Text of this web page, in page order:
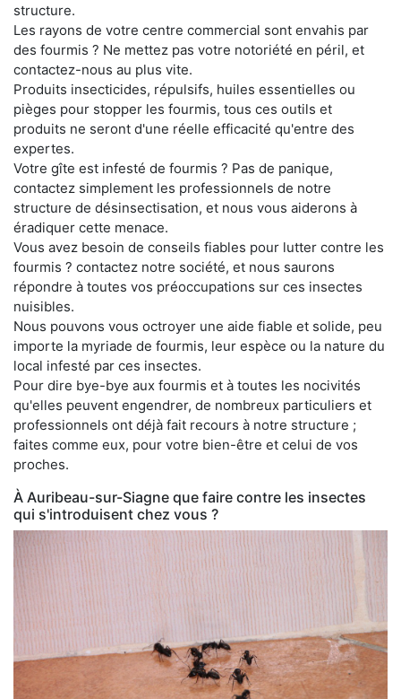
structure.
Les rayons de votre centre commercial sont envahis par
des fourmis ? Ne mettez pas votre notoriété en péril, et
contactez-nous au plus vite.
Produits insecticides, répulsifs, huiles essentielles ou
pièges pour stopper les fourmis, tous ces outils et
produits ne seront d'une réelle efficacité qu'entre des
expertes.
Votre gîte est infesté de fourmis ? Pas de panique,
contactez simplement les professionnels de notre
structure de désinsectisation, et nous vous aiderons à
éradiquer cette menace.
Vous avez besoin de conseils fiables pour lutter contre les
fourmis ? contactez notre société, et nous saurons
répondre à toutes vos préoccupations sur ces insectes
nuisibles.
Nous pouvons vous octroyer une aide fiable et solide, peu
importe la myriade de fourmis, leur espèce ou la nature du
local infesté par ces insectes.
Pour dire bye-bye aux fourmis et à toutes les nocivités
qu'elles peuvent engendrer, de nombreux particuliers et
professionnels ont déjà fait recours à notre structure ;
faites comme eux, pour votre bien-être et celui de vos
proches.
À Auribeau-sur-Siagne que faire contre les insectes
qui s'introduisent chez vous ?